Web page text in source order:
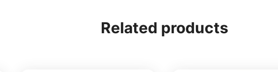
Related products